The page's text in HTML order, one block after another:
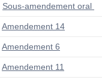
Sous-amendement oral
Amendement 14
Amendement 6
Amendement 11